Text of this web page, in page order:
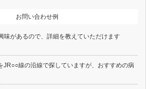
お問い合わせ例
味があるので、詳細を教えていただけます
JR○○線の沿線で探していますが、おすすめの病